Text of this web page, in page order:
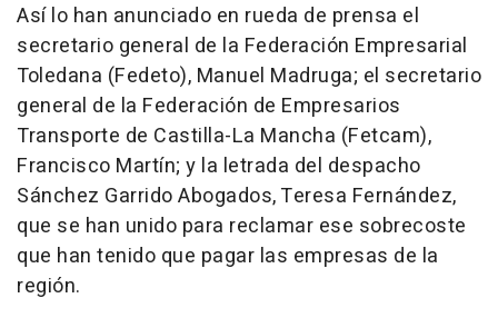
Así lo han anunciado en rueda de prensa el
secretario general de la Federación Empresarial
Toledana (Fedeto), Manuel Madruga; el secretario
general de la Federación de Empresarios
Transporte de Castilla-La Mancha (Fetcam),
Francisco Martín; y la letrada del despacho
Sánchez Garrido Abogados, Teresa Fernández,
que se han unido para reclamar ese sobrecoste
que han tenido que pagar las empresas de la
región.